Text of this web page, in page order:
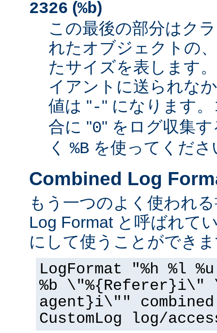
2326 (%b)
この最後の部分はク
れたオブジェクトの
たサイズを表します
イアントに送られな
値は "-" になります
合に "0" をログ収集
く %B を使ってくださ
Combined Log
もう一つのよく使われ
Log Format と呼ばれて
にして使うことができ
LogFormat "%h %l
%b \"%{Referer}i\"
agent}i\"" combined
CustomLog log/